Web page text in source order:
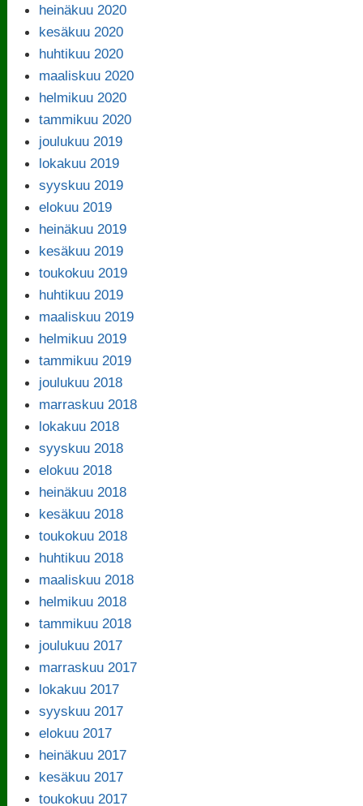
heinäkuu 2020
kesäkuu 2020
huhtikuu 2020
maaliskuu 2020
helmikuu 2020
tammikuu 2020
joulukuu 2019
lokakuu 2019
syyskuu 2019
elokuu 2019
heinäkuu 2019
kesäkuu 2019
toukokuu 2019
huhtikuu 2019
maaliskuu 2019
helmikuu 2019
tammikuu 2019
joulukuu 2018
marraskuu 2018
lokakuu 2018
syyskuu 2018
elokuu 2018
heinäkuu 2018
kesäkuu 2018
toukokuu 2018
huhtikuu 2018
maaliskuu 2018
helmikuu 2018
tammikuu 2018
joulukuu 2017
marraskuu 2017
lokakuu 2017
syyskuu 2017
elokuu 2017
heinäkuu 2017
kesäkuu 2017
toukokuu 2017